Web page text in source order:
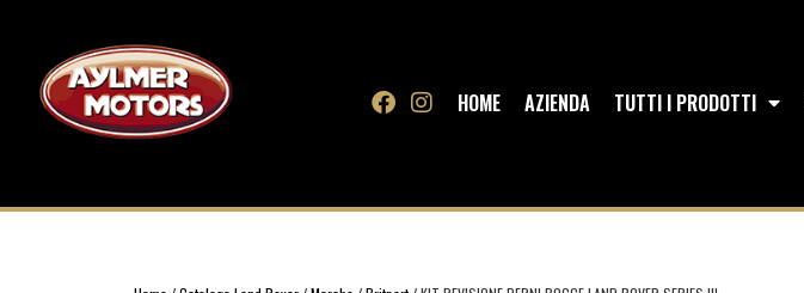
HOME AZIENDA TUTTI I PRODOTTI